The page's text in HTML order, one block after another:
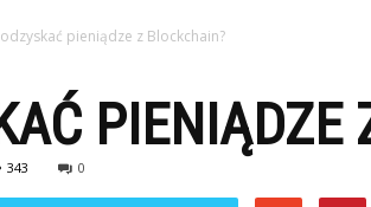
odzyskać pieniądze z Blockchain?
PIENIĄDZE
343 0